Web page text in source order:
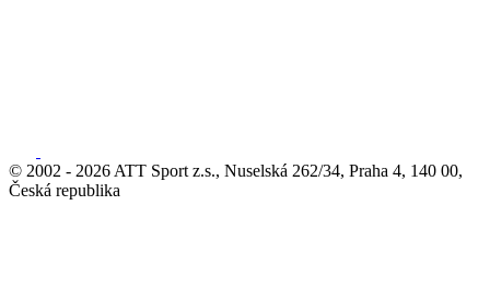
© 2002 - 2026 ATT Sport z.s., Nuselská 262/34, Praha 4, 140 00,
Česká republika